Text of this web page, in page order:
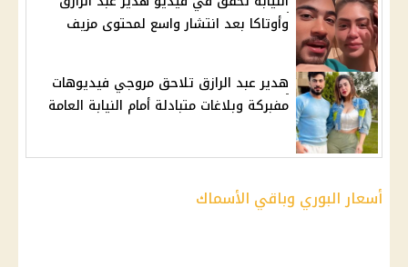
وأوتاكا بعد انتشار واسع لمحتوى مزيف
هدير عبد الرازق تلاحق مروجي فيديوهات
مفبركة وبلاغات متبادلة أمام النيابة العامة
أسعار البوري وباقي الأسماك